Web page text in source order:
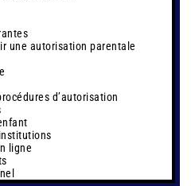
une autorisation parentale
d’autorisation
ligne